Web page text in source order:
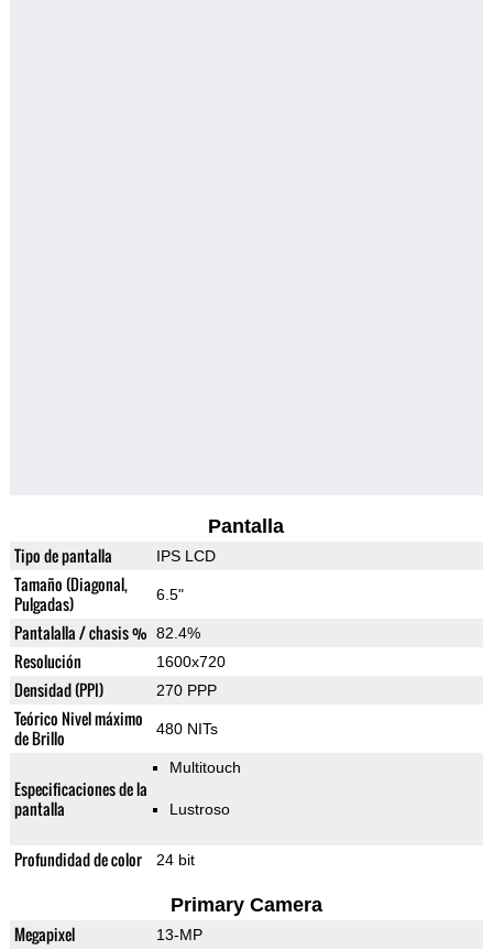
Pantalla
Tipo de pantalla IPS LCD
Tamaño (Diagonal,
Pulgadas)
6.5"
Pantalalla / chasis % 82.4%
Resolución 1600x720
Densidad (PPI) 270 PPP
Teórico Nivel máximo
de Brillo
480 NITs
Especificaciones de la
pantalla
Multitouch
Lustroso
Profundidad de color 24 bit
Primary Camera
Megapixel 13-MP